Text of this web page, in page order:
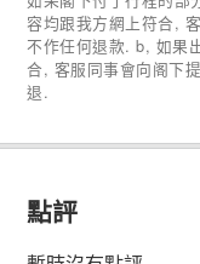
容均跟我方網上符合,
不作任何退款. b, 如果
合, 客服同事會向阁下
退.
點評